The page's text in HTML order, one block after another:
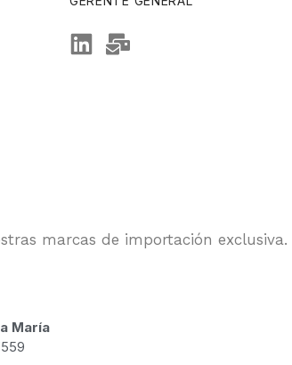
marcas de importación exclusiva.
María